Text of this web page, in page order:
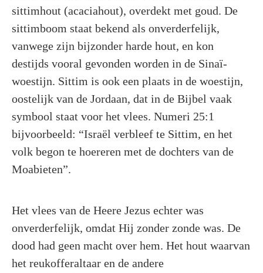
sittimhout (acaciahout), overdekt met goud. De
sittimboom staat bekend als onverderfelijk,
vanwege zijn bijzonder harde hout, en kon
destijds vooral gevonden worden in de Sinaï-
woestijn. Sittim is ook een plaats in de woestijn,
oostelijk van de Jordaan, dat in de Bijbel vaak
symbool staat voor het vlees. Numeri 25:1
bijvoorbeeld: “Israël verbleef te Sittim, en het
volk begon te hoereren met de dochters van de
Moabieten”.
Het vlees van de Heere Jezus echter was
onverderfelijk, omdat Hij zonder zonde was. De
dood had geen macht over hem. Het hout waarvan
het reukofferaltaar en de andere